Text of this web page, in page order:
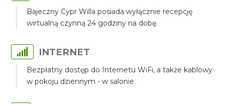
Bajeczny Cypr Willa posiada wyłącznie recepcję
wirtualną czynną 24 godziny na dobę.
INTERNET
Bezpłatny dostęp do Internetu WiFi, a także kablowy
w pokoju dziennym - w salonie.